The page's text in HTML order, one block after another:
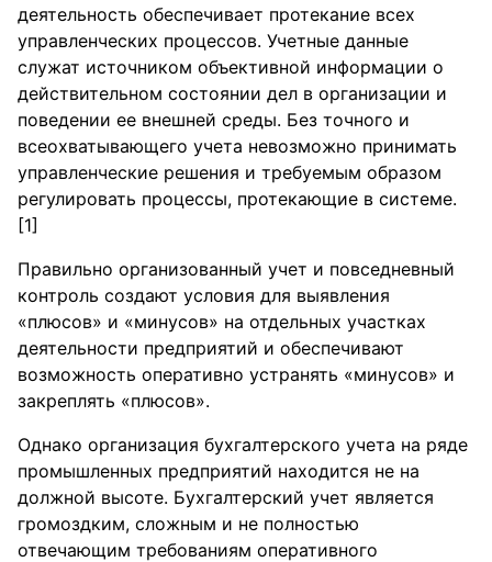
деятельность обеспечивает протекание всех
управленческих процессов. Учетные данные
служат источником объективной информации о
действительном состоянии дел в организации и
поведении ее внешней среды. Без точного и
всеохватывающего учета невозможно принимать
управленческие решения и требуемым образом
регулировать процессы, протекающие в системе.
[1]
Правильно организованный учет и повседневный
контроль создают условия для выявления
«плюсов» и «минусов» на отдельных участках
деятельности предприятий и обеспечивают
возможность оперативно устранять «минусов» и
закреплять «плюсов».
Однако организация бухгалтерского учета на ряде
промышленных предприятий находится не на
должной высоте. Бухгалтерский учет является
громоздким, сложным и не полностью
отвечающим требованиям оперативного